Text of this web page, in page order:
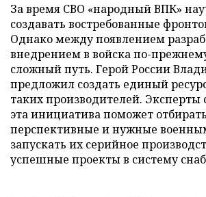
За время СВО «народный ВПК»
создавать востребованные
Однако между появлением
внедрением в войска по-
сложный путь. Герой России
предложил создать единый
таких производителей. Эксперты
эта инициатива поможет
перспективные и нужные
запускать их серийное
успешные проекты в систему